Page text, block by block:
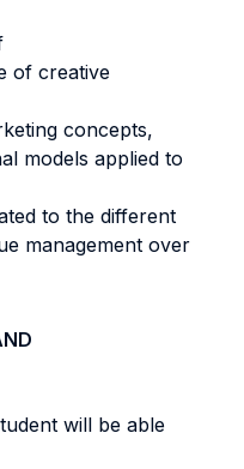
of creative
concepts,
models applied to
to the different
management over
will be able